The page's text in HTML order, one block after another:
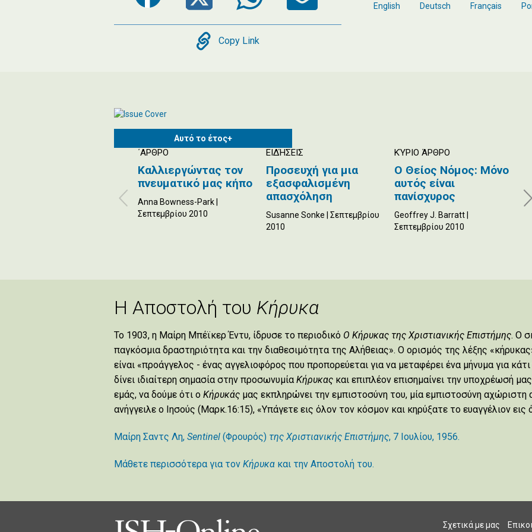
Copy
Copy Link
English Deutsch Français
Αυτό το έτος+
΄ΑΡΘΡΟ
Καλλιεργώντας τον
πνευματικό μας κήπο
Anna Bowness-Park |
Σεπτεμβρίου 2010
ΕΙΔΉΣΕΙΣ
Προσευχή για μια
εξασφαλισμένη
απασχόληση
Susanne Sonke | Σεπτεμβρίου
2010
ΚΎΡΙΟ ΆΡΘΡΟ
Ο Θείος Νόμος: Μόνο
αυτός είναι
πανίσχυρος
Geoffrey J. Barratt |
Σεπτεμβρίου 2010
Η Αποστολή του Κήρυκα
Το 1903, η Μαίρη Μπέϊκερ Έντυ, ίδρυσε το περιοδικό Ο Κήρυκας της Χριστιανικής Επιστήμης. Ο
παγκόσμια δραστηριότητα και την διαθεσιμότητα της Αλήθειας». Ο ορισμός της λέξης
είναι «προάγγελος - ένας αγγελιοφόρος που προπορεύεται για να μεταφέρει ένα μήνυμα για
δίνει ιδιαίτερη σημασία στην προσωνυμία Κήρυκας και επιπλέον επισημαίνει την υποχρέωσή
εμάς, να δούμε ότι ο Κήρυκάς μας εκπληρώνει την εμπιστοσύνη του, μία εμπιστοσύνη
ανήγγειλε ο Ιησούς (Μαρκ.16:15), «Υπάγετε εις όλον τον κόσμον και κηρύξατε το ευαγγέλιον εις
Μαίρη Σαντς Λη, Sentinel (Φρουρός) της Χριστιανικής Επιστήμης, 7 Ιουλίου, 1956.
Μάθετε περισσότερα για τον Κήρυκα και την Αποστολή του.
Σχετικά με μας